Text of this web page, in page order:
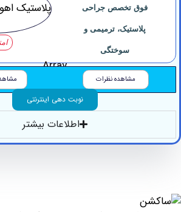
فوق تخصص جراحی
پلاستیک، ترمیمی و
Array
مشاهده نظرات مشاهده بیوگرافی
نوبت دهی اینترنتی
اطلاعات بیشتر